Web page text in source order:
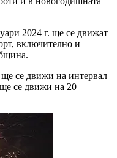
2024 г. ще се движат
включително и
се движи на интервал
се движи на 20